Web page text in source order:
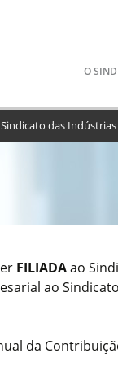
Pular
o
O
Sindicato das
FILIADAao
ao
da